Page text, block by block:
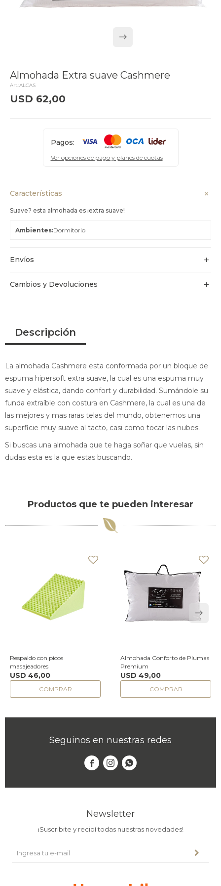
Almohada Extra suave Cashmere
ALCAS
USD 62,00
Pagos:
Ver opciones de pago y planes de cuotas
Características
Suave? esta almohada es ¡extra suave!
Ambientes Dormitorio
Envíos
Cambios y Devoluciones
Descripción
La almohada Cashmere esta conformada por un bloque de
espuma hipersoft extra suave, la cual es una espuma muy
suave y elástica, dando confort y durabilidad. Sumándole su
funda extraíble con costura en Cashmere, la cual es una de
las mejores y mas raras telas del mundo, obtenemos una
superficie muy suave al tacto, casi como tocar las nubes.
Si buscas una almohada que te haga soñar que vuelas, sin
dudas esta es la que estas buscando.
Productos que te pueden interesar
Respaldo con picos
masajeadores
USD 46,00
Almohada Conforto de Plumas
Premium
USD 49,00
Seguinos en nuestras redes
  
Newsletter
¡Suscribite y recibí todas nuestras novedades!